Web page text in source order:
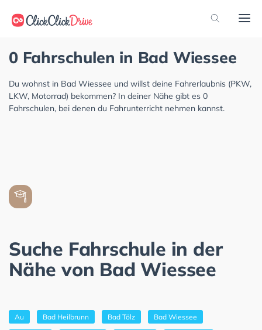
0 Fahrschulen in Bad Wiessee
Du wohnst in Bad Wiessee und willst deine Fahrerlaubnis (PKW,
LKW, Motorrad) bekommen? In deiner Nähe gibt es 0
Fahrschulen, bei denen du Fahrunterricht nehmen kannst.
Suche Fahrschule in der
Nähe von Bad Wiessee
Au Bad Heilbrunn Bad Tölz Bad Wiessee